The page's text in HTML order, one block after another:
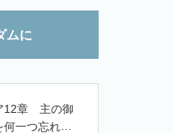
ムに
12章 主の御
一つ忘れて